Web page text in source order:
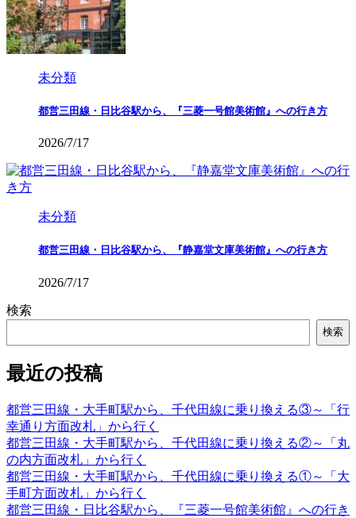
未分類
都営三田線・日比谷駅から、『三菱一号館美術館』への行き方
2026/7/17
未分類
都営三田線・日比谷駅から、『静嘉堂文庫美術館』への行き方
2026/7/17
検索
検索
最近の投稿
都営三田線・大手町駅から、千代田線に乗り換える③～「行
幸通り方面改札」から行く
都営三田線・大手町駅から、千代田線に乗り換える②～「丸
の内方面改札」から行く
都営三田線・大手町駅から、千代田線に乗り換える①～「大
手町方面改札」から行く
都営三田線・日比谷駅から、『三菱一号館美術館』への行き